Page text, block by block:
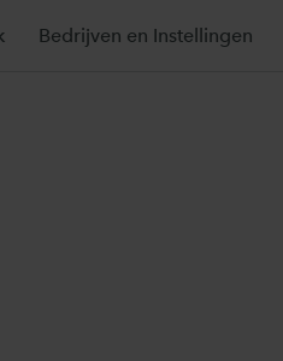
Bedrijven en Instellingen